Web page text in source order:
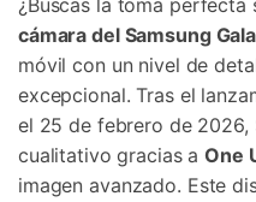
¿Buscas la toma perfecta
cámara del Samsung
móvil con un nivel de
excepcional. Tras el
el 25 de febrero de 2026,
cualitativo gracias aOne
imagen avanzado. Este